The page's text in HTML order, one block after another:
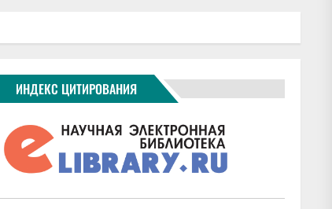
ИНДЕКС ЦИТИРОВАНИЯ